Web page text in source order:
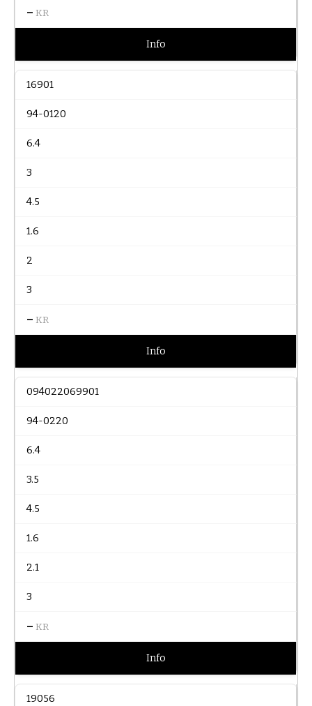
– KR
Info
16901
94-0120
6.4
3
4.5
1.6
2
3
– KR
Info
094022069901
94-0220
6.4
3.5
4.5
1.6
2.1
3
– KR
Info
19056